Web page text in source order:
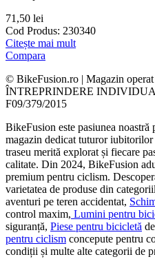
71,50 lei
Cod Produs: 230340
Citește mai mult
Compara
© BikeFusion.ro | Magazin
ÎNTREPRINDERE
F09/379/2015
BikeFusion este pasiunea
magazin dedicat tuturor
traseu merită explorat și fiecare
calitate. Din 2024, BikeFusion
premium pentru ciclism.
varietatea de produse din
aventuri pe teren accidentat,
control maxim, Lumini pentru
siguranță, Piese pentru bicicletă
pentru ciclism concepute pentru
condiții și multe alte categorii de